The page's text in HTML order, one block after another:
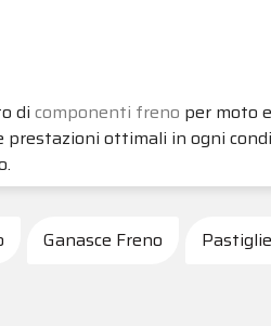
di componenti freno per moto
prestazioni ottimali in ogni
Ganasce Freno